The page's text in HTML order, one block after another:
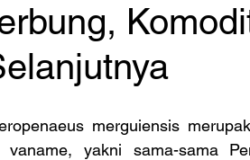
merguiensis
yakni sama-sama